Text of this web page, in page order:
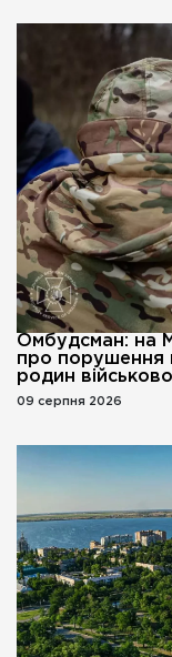
Омбудсман: на
про порушення
родин
09 серпня 2026